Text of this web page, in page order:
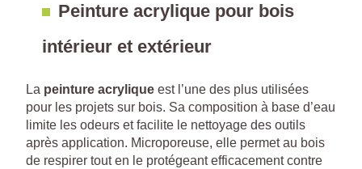
Peinture acrylique pour bois
intérieur et extérieur
La peinture acrylique est l’une des plus utilisées
pour les projets sur bois. Sa composition à base d’eau
limite les odeurs et facilite le nettoyage des outils
après application. Microporeuse, elle permet au bois
de respirer tout en le protégeant efficacement contre